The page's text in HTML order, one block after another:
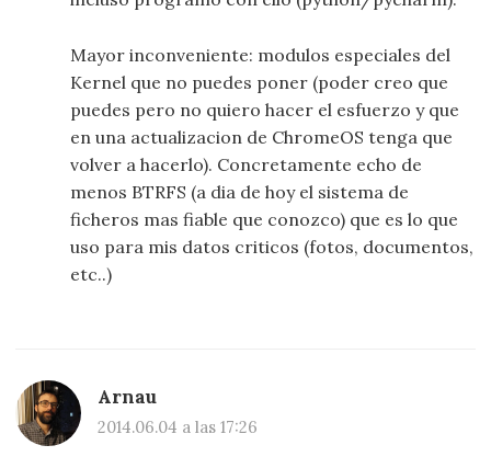
Mayor inconveniente: modulos especiales del
Kernel que no puedes poner (poder creo que
puedes pero no quiero hacer el esfuerzo y que
en una actualizacion de ChromeOS tenga que
volver a hacerlo). Concretamente echo de
menos BTRFS (a dia de hoy el sistema de
ficheros mas fiable que conozco) que es lo que
uso para mis datos criticos (fotos, documentos,
etc..)
Arnau
2014.06.04 a las 17:26